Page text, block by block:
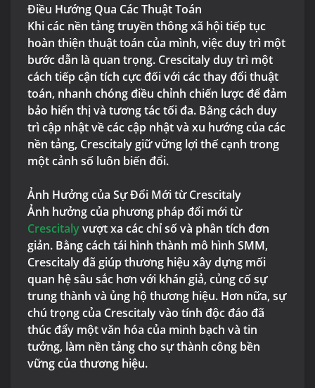
Điều Hướng Qua Các Thuật Toán
Khi các nền tảng truyền thông xã hội tiếp tục
hoàn thiện thuật toán của mình, việc duy trì một
bước dẫn là quan trọng. Crescitaly duy trì một
cách tiếp cận tích cực đối với các thay đổi thuật
toán, nhanh chóng điều chỉnh chiến lược để đảm
bảo hiển thị và tương tác tối đa. Bằng cách duy
trì cập nhật về các cập nhật và xu hướng của các
nền tảng, Crescitaly giữ vững lợi thế cạnh trong
một cảnh số luôn biến đổi.
Ảnh Hưởng của Sự Đổi Mới từ Crescitaly
Ảnh hưởng của phương pháp đổi mới từ
Crescitalyvượt xa các chỉ số và phân tích đơn
giản. Bằng cách tái hình thành mô hình SMM,
Crescitaly đã giúp thương hiệu xây dựng mối
quan hệ sâu sắc hơn với khán giả, củng cố sự
trung thành và ủng hộ thương hiệu. Hơn nữa, sự
chú trọng của Crescitaly vào tính độc đáo đã
thúc đẩy một văn hóa của minh bạch và tin
tưởng, làm nền tảng cho sự thành công bền
vững của thương hiệu.